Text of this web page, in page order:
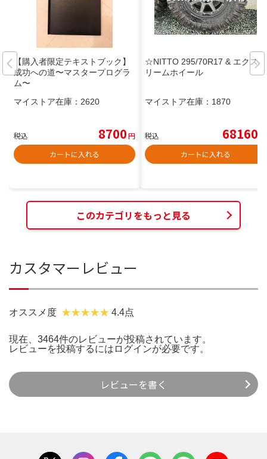
【購入者限定テキストブック】
成功への道〜マスタープログラ
ム〜
マイストア在庫： 2620
税込 8700円
カートに入れる
☆NITTO 295/70R17 & エクスト
リームホイール
マイストア在庫： 1870
税込 68160
カートに入れる
このカテゴリをもっと見る
カスタマーレビュー
オススメ度 4.4点
現在、3464件のレビューが投稿されています。
レビューを投稿するには ログインが必要です。
レビューを書く